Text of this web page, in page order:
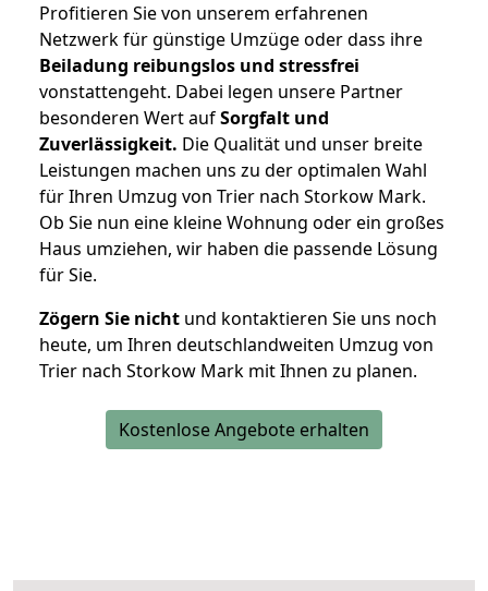
Profitieren Sie von unserem erfahrenen
Netzwerk für günstige Umzüge oder dass ihre
Beiladung reibungslos und stressfrei
vonstattengeht. Dabei legen unsere Partner
besonderen Wert aufSorgfalt und
Zuverlässigkeit. Die Qualität und unser breite
Leistungen machen uns zu der optimalen Wahl
für Ihren Umzug von Trier nach Storkow Mark.
Ob Sie nun eine kleine Wohnung oder ein großes
Haus umziehen, wir haben die passende Lösung
für Sie.
Zögern Sie nicht und kontaktieren Sie uns noch
heute, um Ihren deutschlandweiten Umzug von
Trier nach Storkow Mark mit Ihnen zu planen.
Kostenlose Angebote erhalten